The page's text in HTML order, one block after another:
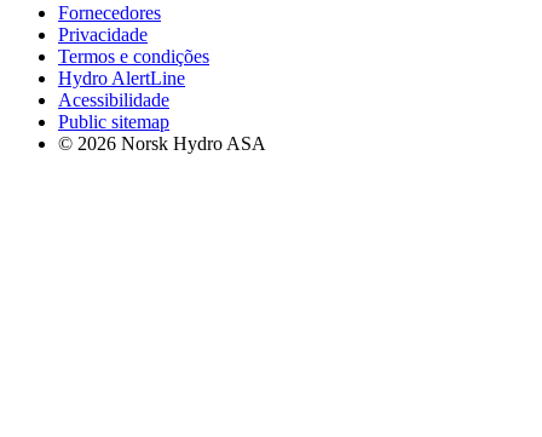
Fornecedores
Privacidade
Termos e condições
Hydro AlertLine
Acessibilidade
Public sitemap
© 2026 Norsk Hydro ASA